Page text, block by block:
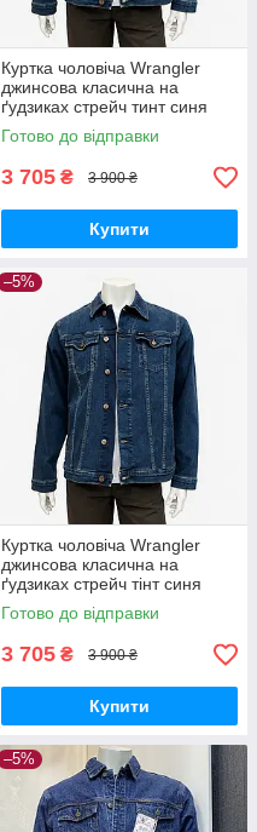
Куртка чоловіча Wrangler
джинсова класична на
ґудзиках стрейч тинт синя
Готово до відправки
3 705 ₴ 3 900 ₴
Купити
–5%
Куртка чоловіча Wrangler
джинсова класична на
ґудзиках стрейч тінт синя
Готово до відправки
3 705 ₴ 3 900 ₴
Купити
–5%